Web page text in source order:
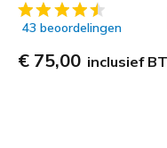
4,1 van de 5
43 beoordelingen
€ 75,00 inclusief